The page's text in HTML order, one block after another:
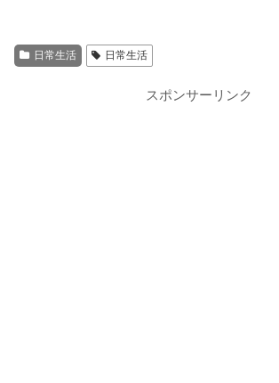
日常生活 日常生活
スポンサーリンク